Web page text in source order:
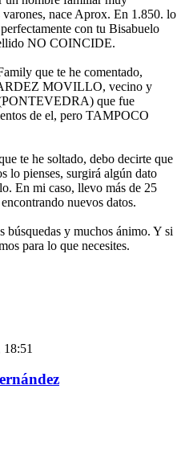
nace Aprox. En 1.850. lo
con tu Bisabuelo
NO COINCIDE.
que te he comentado,
MOVILLO, vecino y
que fue
de el, pero TAMPOCO
te he soltado, debo decirte que
lo pienses, surgirá algún dato
En mi caso, llevo más de 25
nuevos datos.
búsquedas y muchos ánimo. Y si
para lo que necesites.
18:51